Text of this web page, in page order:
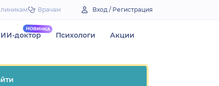
Врачам Вход / Регистрация
ИИ-доктор Психологи Акции